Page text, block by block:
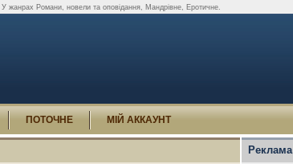
жанрах Романи, новели та оповідання, Мандрівне, Еротичне.
ПОТОЧНЕ МІЙ АККАУНТ
Реклама